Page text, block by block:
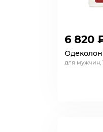
6 820
для мужчин,